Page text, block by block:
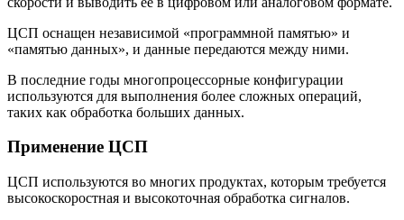
ЦСП оснащен независимой «программной памятью» и
«памятью данных», и данные передаются между ними.
В последние годы многопроцессорные конфигурации
используются для выполнения более сложных операций,
таких как обработка больших данных.
Применение ЦСП
ЦСП используются во многих продуктах, которым требуется
высокоскоростная и высокоточная обработка сигналов.